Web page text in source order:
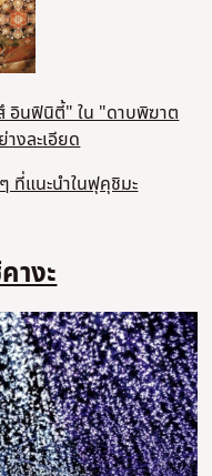
อินฟินิตี้" ใน "ดาบพิฆาต
างละเอียด
ที่แนะนำในฟุคุชิมะ
างะ